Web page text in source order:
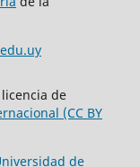
de
(CC BY
de